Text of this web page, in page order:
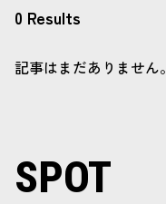
0 Results
記事はまだありません。
SPOT